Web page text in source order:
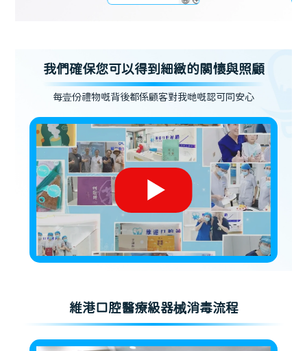
我們確保您可以得到細緻的關懷與照顧
每壹份禮物嘅背後都係顧客對我哋嘅認可同安心
維港口腔醫療級器械消毒流程